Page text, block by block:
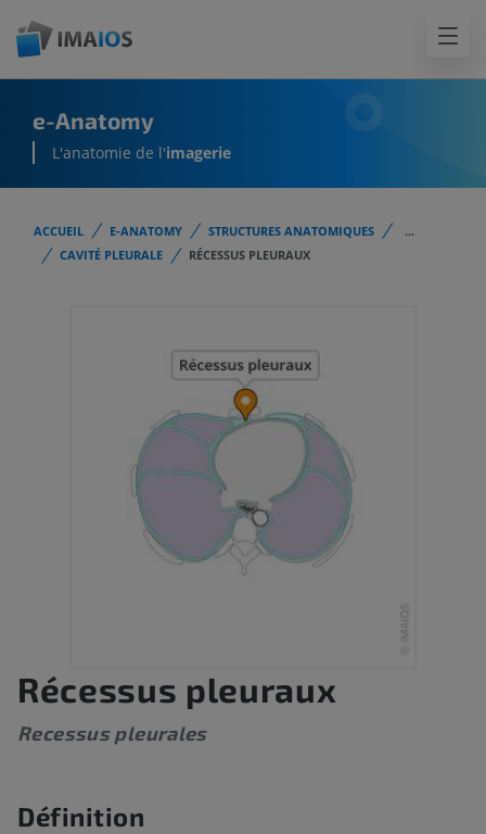
e-Anatomy
L'anatomie de l'imagerie
ACCUEIL E-ANATOMY STRUCTURES ANATOMIQUES
...
CAVITÉ PLEURALE
RÉCESSUS PLEURAUX
Récessus pleuraux
Recessus pleurales
Définition